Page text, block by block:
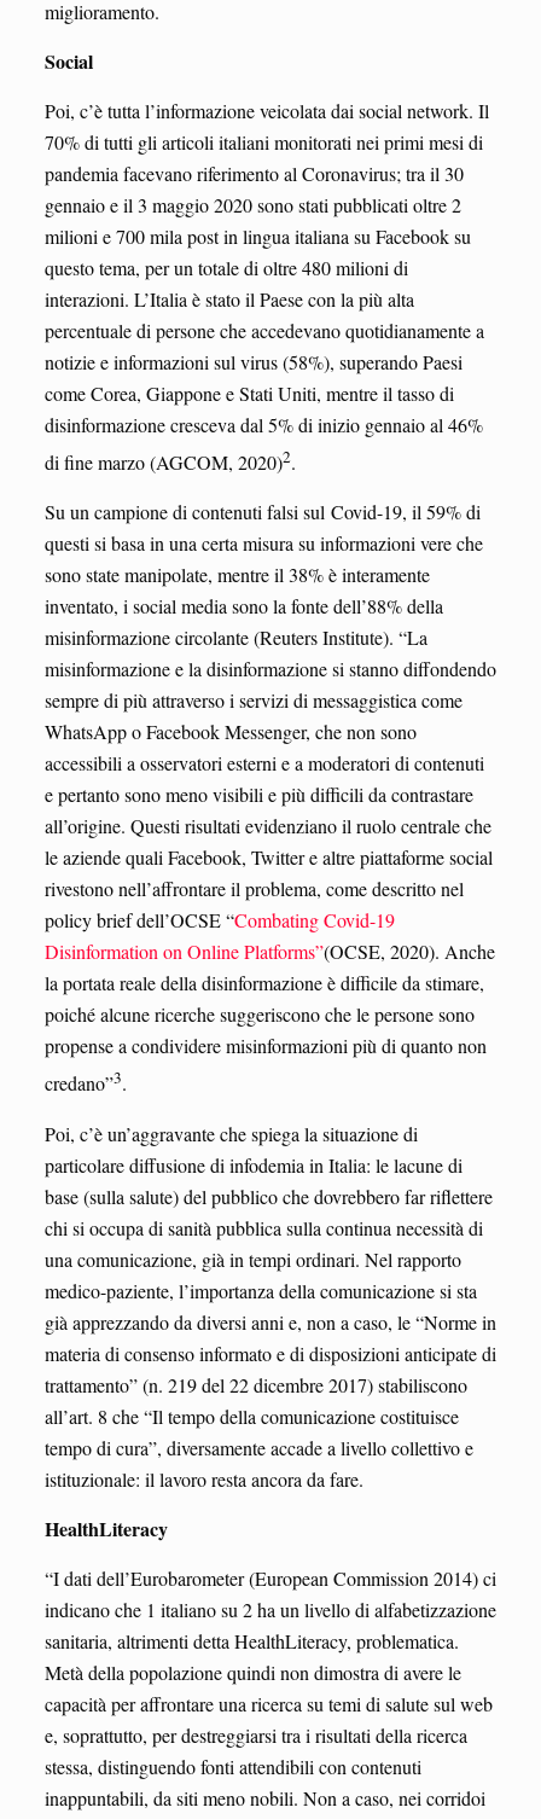
miglioramento.
Social
Poi, c’è tutta l’informazione veicolata dai social network. Il
70% di tutti gli articoli italiani monitorati nei primi mesi di
pandemia facevano riferimento al Coronavirus; tra il 30
gennaio e il 3 maggio 2020 sono stati pubblicati oltre 2
milioni e 700 mila post in lingua italiana su Facebook su
questo tema, per un totale di oltre 480 milioni di
interazioni. L’Italia è stato il Paese con la più alta
percentuale di persone che accedevano quotidianamente a
notizie e informazioni sul virus (58%), superando Paesi
come Corea, Giappone e Stati Uniti, mentre il tasso di
disinformazione cresceva dal 5% di inizio gennaio al 46%
di fine marzo (AGCOM, 2020)2.
Su un campione di contenuti falsi sul Covid-19, il 59% di
questi si basa in una certa misura su informazioni vere che
sono state manipolate, mentre il 38% è interamente
inventato, i social media sono la fonte dell’88% della
misinformazione circolante (Reuters Institute). “La
misinformazione e la disinformazione si stanno diffondendo
sempre di più attraverso i servizi di messaggistica come
WhatsApp o Facebook Messenger, che non sono
accessibili a osservatori esterni e a moderatori di contenuti
e pertanto sono meno visibili e più difficili da contrastare
all’origine. Questi risultati evidenziano il ruolo centrale che
le aziende quali Facebook, Twitter e altre piattaforme social
rivestono nell’affrontare il problema, come descritto nel
policy brief dell’OCSE “Combating Covid-19
Disinformation on Online Platforms”(OCSE, 2020). Anche
la portata reale della disinformazione è difficile da stimare,
poiché alcune ricerche suggeriscono che le persone sono
propense a condividere misinformazioni più di quanto non
credano”3.
Poi, c’è un’aggravante che spiega la situazione di
particolare diffusione di infodemia in Italia: le lacune di
base (sulla salute) del pubblico che dovrebbero far riflettere
chi si occupa di sanità pubblica sulla continua necessità di
una comunicazione, già in tempi ordinari. Nel rapporto
medico-paziente, l’importanza della comunicazione si sta
già apprezzando da diversi anni e, non a caso, le “Norme in
materia di consenso informato e di disposizioni anticipate di
trattamento” (n. 219 del 22 dicembre 2017) stabiliscono
all’art. 8 che “Il tempo della comunicazione costituisce
tempo di cura”, diversamente accade a livello collettivo e
istituzionale: il lavoro resta ancora da fare.
HealthLiteracy
“I dati dell’Eurobarometer (European Commission 2014) ci
indicano che 1 italiano su 2 ha un livello di alfabetizzazione
sanitaria, altrimenti detta HealthLiteracy, problematica.
Metà della popolazione quindi non dimostra di avere le
capacità per affrontare una ricerca su temi di salute sul web
e, soprattutto, per destreggiarsi tra i risultati della ricerca
stessa, distinguendo fonti attendibili con contenuti
inappuntabili, da siti meno nobili. Non a caso, nei corridoi